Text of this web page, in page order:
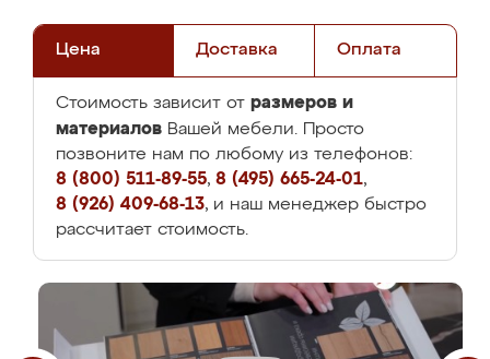
Цена Доставка Оплата
Стоимость зависит от размеров и
материалов Вашей мебели. Просто
позвоните нам по любому из телефонов:
8 (800) 511-89-55, 8 (495) 665-24-01,
8 (926) 409-68-13, и наш менеджер быстро
рассчитает стоимость.